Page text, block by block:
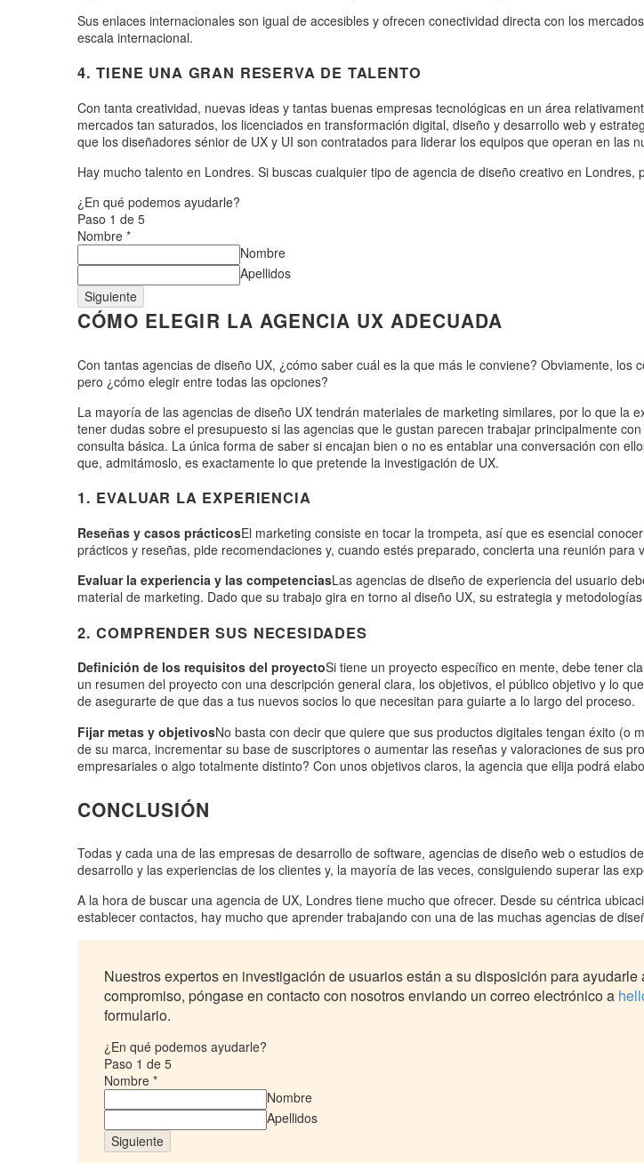
Sus enlaces internacionales son igual de accesibles y ofrecen conectividad directa con los
escala internacional.
4. TIENE UNA GRAN RESERVA DE TALENTO
Con tanta creatividad, nuevas ideas y tantas buenas empresas tecnológicas en un área
mercados tan saturados, los licenciados en transformación digital, diseño y desarrollo web y
que los diseñadores sénior de UX y UI son contratados para liderar los equipos que operan en las
Hay mucho talento en Londres. Si buscas cualquier tipo de agencia de diseño creativo en
¿En qué podemos ayudarle?
Paso 1 de 5
Nombre *
Nombre
Apellidos
Siguiente
CÓMO ELEGIR LA AGENCIA UX ADECUADA
Con tantas agencias de diseño UX, ¿cómo saber cuál es la que más le conviene? Obviamente,
pero ¿cómo elegir entre todas las opciones?
La mayoría de las agencias de diseño UX tendrán materiales de marketing similares, por lo que la
tener dudas sobre el presupuesto si las agencias que le gustan parecen trabajar principalmente
consulta básica. La única forma de saber si encajan bien o no es entablar una conversación con
que, admitámoslo, es exactamente lo que pretende la investigación de UX.
1. EVALUAR LA EXPERIENCIA
Reseñas y casos prácticosEl marketing consiste en tocar la trompeta, así que es esencial
prácticos y reseñas, pide recomendaciones y, cuando estés preparado, concierta una reunión
Evaluar la experiencia y las competenciasLas agencias de diseño de experiencia del usuario
material de marketing. Dado que su trabajo gira en torno al diseño UX, su estrategia y
2. COMPRENDER SUS NECESIDADES
Definición de los requisitos del proyectoSi tiene un proyecto específico en mente, debe tener
un resumen del proyecto con una descripción general clara, los objetivos, el público objetivo y lo
de asegurarte de que das a tus nuevos socios lo que necesitan para guiarte a lo largo del proceso.
Fijar metas y objetivosNo basta con decir que quiere que sus productos digitales tengan éxito
de su marca, incrementar su base de suscriptores o aumentar las reseñas y valoraciones de sus
empresariales o algo totalmente distinto? Con unos objetivos claros, la agencia que elija podrá
CONCLUSIÓN
Todas y cada una de las empresas de desarrollo de software, agencias de diseño web o estudios
desarrollo y las experiencias de los clientes y, la mayoría de las veces, consiguiendo superar las
A la hora de buscar una agencia de UX, Londres tiene mucho que ofrecer. Desde su céntrica
establecer contactos, hay mucho que aprender trabajando con una de las muchas agencias de
Nuestros expertos en investigación de usuarios están a su disposición para
compromiso, póngase en contacto con nosotros enviando un correo electrónico a
formulario.
¿En qué podemos ayudarle?
Paso 1 de 5
Nombre *
Nombre
Apellidos
Siguiente